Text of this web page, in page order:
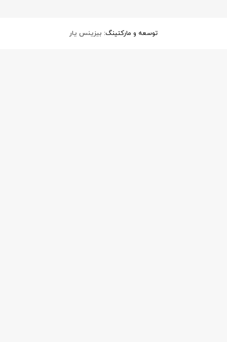
توسعه و مارکتینگ: بیزینس یار